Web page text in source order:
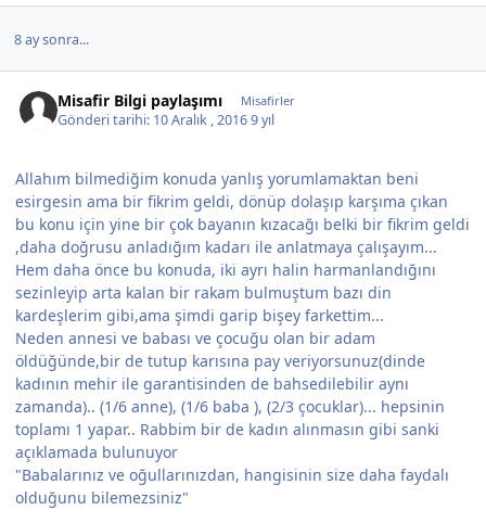
8 ay sonra...
Misafir Bilgi paylaşımı Misafirler
Gönderi tarihi: 10 Aralık , 20169 yıl
Allahım bilmediğim konuda yanlış yorumlamaktan beni
esirgesin ama bir fikrim geldi, dönüp dolaşıp karşıma çıkan
bu konu için yine bir çok bayanın kızacağı belki bir fikrim geldi
,daha doğrusu anladığım kadarı ile anlatmaya çalışayım...
Hem daha önce bu konuda, iki ayrı halin harmanlandığını
sezinleyip arta kalan bir rakam bulmuştum bazı din
kardeşlerim gibi,ama şimdi garip bişey farkettim...
Neden annesi ve babası ve çocuğu olan bir adam
öldüğünde,bir de tutup karısına pay veriyorsunuz(dinde
kadının mehir ile garantisinden de bahsedilebilir aynı
zamanda).. (1/6 anne), (1/6 baba ), (2/3 çocuklar)... hepsinin
toplamı 1 yapar.. Rabbim bir de kadın alınmasın gibi sanki
açıklamada bulunuyor
"Babalarınız ve oğullarınızdan, hangisinin size daha faydalı
olduğunu bilemezsiniz"